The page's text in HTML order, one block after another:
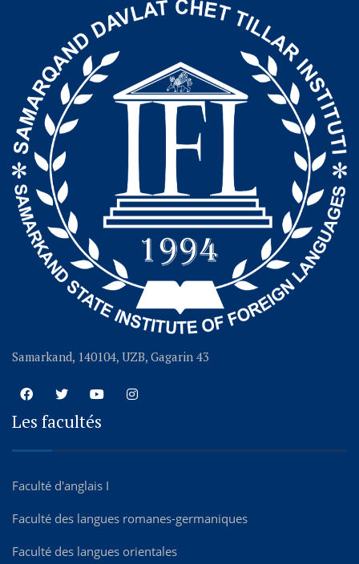
Samarkand, 140104, UZB, Gagarin 43
Les facultés
Faculté d'anglais I
Faculté des langues romanes-germaniques
Faculté des langues orientales